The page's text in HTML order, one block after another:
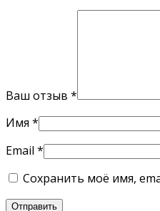
Ваш отзыв *
Имя *
Email *
Сохранить моё имя,